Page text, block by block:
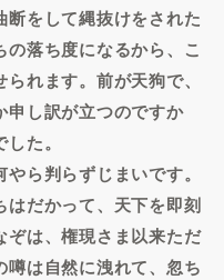
をして縄抜けをされた
落ち度になるから、こ
れます。前が天狗で、
申し訳が立つのですか
た。
ら判らずじまいです。
はだかって、天下を即刻
ぞは、権現さま以来ただ
は自然に洩れて、忽ち